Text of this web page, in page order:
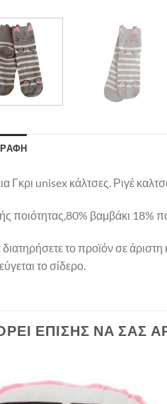
Γκρι unisex κάλτσες. Ριγέ
ποιότητας,80% βαμβάκι 18%
διατηρήσετε το προϊόν σε
το σίδερο.
ΕΠΊΣΗΣ ΝΑ ΣΑΣ
Πρόσθήκη